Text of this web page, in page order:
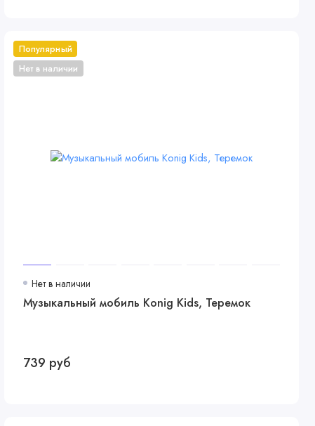
Популярный
Нет в наличии
Нет в наличии
Музыкальный мобиль Konig Kids, Теремок
739 руб